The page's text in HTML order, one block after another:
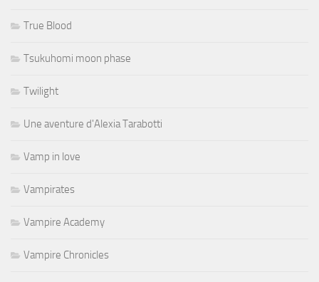
True Blood
Tsukuhomi moon phase
Twilight
Une aventure d'Alexia Tarabotti
Vamp in love
Vampirates
Vampire Academy
Vampire Chronicles